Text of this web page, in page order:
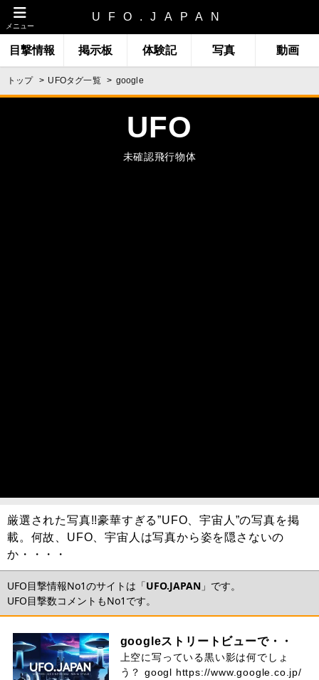
メニュー
UFO.JAPAN
目撃情報 掲示板 体験記 写真 動画
トップ UFOタグ一覧 google
UFO
未確認飛行物体
厳選された写真!!豪華すぎる”UFO、宇宙人”の写真を掲
載。何故、UFO、宇宙人は写真から姿を隠さないの
か・・・・
UFO目撃情報No1のサイトは「UFO.JAPAN 」です。
UFO目撃数コメントもNo1です。
googleストリートビューで・・
上空に写っている黒い影は何でしょ
う？ googl https://www.google.co.jp/